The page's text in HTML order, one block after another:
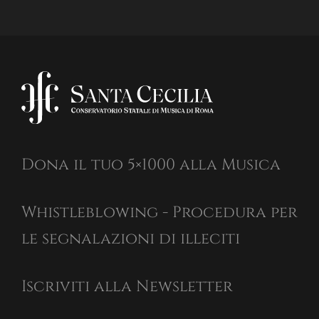
Dona il tuo 5×1000 alla Musica
Whistleblowing - Procedura per
le segnalazioni di illeciti
Iscriviti alla Newsletter